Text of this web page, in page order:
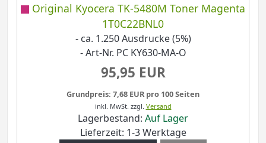
Original Kyocera TK-5480M Toner Magenta
1T0C22BNL0
- ca. 1.250 Ausdrucke (5%)
- Art-Nr. PC KY630-MA-O
95,95 EUR
Grundpreis: 7,68 EUR pro 100 Seiten
inkl. MwSt. zzgl. Versand
Lagerbestand: Auf Lager
Lieferzeit: 1-3 Werktage